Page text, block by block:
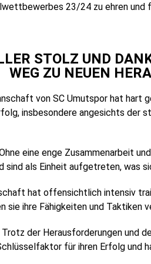
23/24 zu ehren
STOLZ UND
WEG ZU NEUEN
von SC Umutspor hat hart
insbesondere angesichts der
eine enge Zusammenarbeit
als Einheit aufgetreten, was
hat offensichtlich intensiv
sie ihre Fähigkeiten und Taktiken
der Herausforderungen und
für ihren Erfolg und